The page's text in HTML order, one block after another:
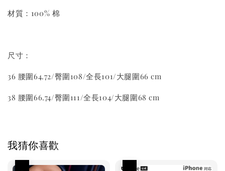
材質：100% 棉
尺寸：
36 腰圍64.72/臀圍108/全長101/大腿圍66 cm
38 腰圍66.74/臀圍111/全長104/大腿圍68 cm
我猜你喜歡